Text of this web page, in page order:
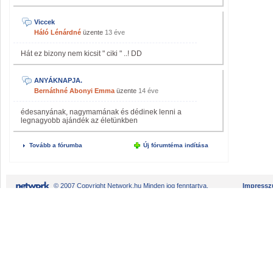
Viccek
Háló Lénárdné üzente 13 éve
Hát ez bizony nem kicsit " ciki " ..! DD
ANYÁKNAPJA.
Bernáthné Abonyi Emma üzente 14 éve
édesanyának, nagymamának és dédinek lenni a
legnagyobb ajándék az életünkben
Tovább a fórumba Új fórumtéma indítása
© 2007 Copyright Network.hu Minden jog fenntartva.